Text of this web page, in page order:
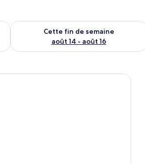
9 - août 10
Cette fin de semaine
août 14 - août 16
Vérifier la disponibilité pour cette fin
d’un bureau, d’un climatiseur et d’un
Une chambre d’hôtel avec deux lits,